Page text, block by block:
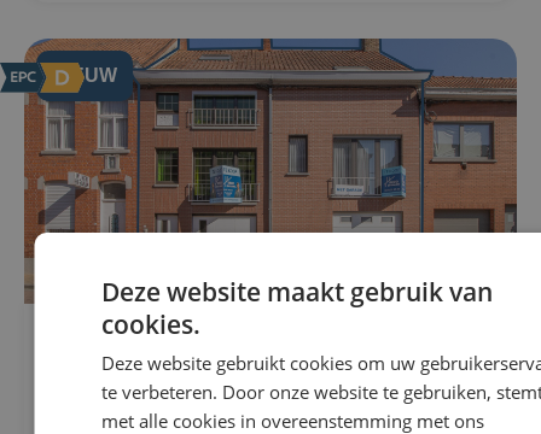
NIEUW
Woning Te koop in Wevelgem
€229.000
Nieuwstraat 82
8560 Wevelgem
307m²
3
1
Deze website maakt gebruik van
cookies.
Deze website gebruikt cookies om uw
te verbeteren. Door onze website te gebruiken,
met alle cookies in overeenstemming met ons